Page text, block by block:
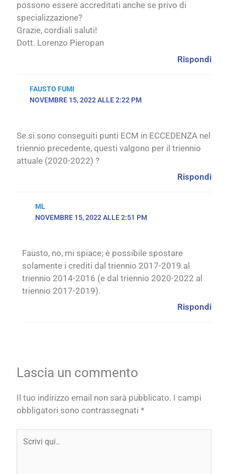
possono essere accreditati anche se privo di
specializzazione?
Grazie, cordiali saluti!
Dott. Lorenzo Pieropan
Rispondi
FAUSTO FUMI
NOVEMBRE 15, 2022 ALLE 2:22 PM
Se si sono conseguiti punti ECM in ECCEDENZA nel
triennio precedente, questi valgono per il triennio
attuale (2020-2022) ?
Rispondi
ML
NOVEMBRE 15, 2022 ALLE 2:51 PM
Fausto, no, mi spiace; è possibile spostare
solamente i crediti dal triennio 2017-2019 al
triennio 2014-2016 (e dal triennio 2020-2022 al
triennio 2017-2019).
Rispondi
Lascia un commento
Il tuo indirizzo email non sarà pubblicato. I campi
obbligatori sono contrassegnati *
qui..